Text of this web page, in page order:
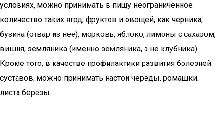
условиях, можно принимать в пищу неограниченное
количество таких ягод, фруктов и овощей, как черника,
бузина (отвар из нее), морковь, яблоко, лимоны с сахаром,
вишня, земляника (именно земляника, а не клубника).
Кроме того, в качестве профилактики развития болезней
суставов, можно принимать настои череды, ромашки,
листа березы.